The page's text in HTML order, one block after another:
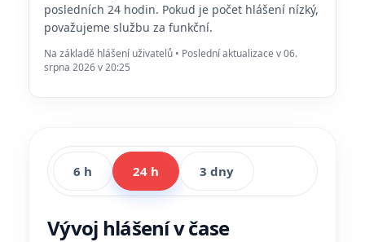
posledních 24 hodin. Pokud je počet hlášení nízký,
považujeme službu za funkční.
Na základě hlášení uživatelů • Poslední aktualizace v 06.
srpna 2026 v 20:25
6 h 24 h 3 dny
Vývoj hlášení v čase